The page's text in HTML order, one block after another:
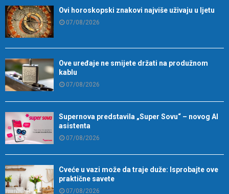
Ovi horoskopski znakovi najviše uživaju u ljetu
07/08/2026
Ove uređaje ne smijete držati na produžnom
kablu
07/08/2026
Supernova predstavila „Super Sovu“ – novog AI
asistenta
07/08/2026
Cveće u vazi može da traje duže: Isprobajte ove
praktične savete
07/08/2026